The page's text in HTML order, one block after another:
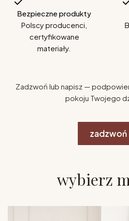
Bezpieczne produkty
Polscy producenci,
certyfikowane
materiały.
Zadzwoń lub napisz —
pokoju Twojego
zadzwoń
wybierz